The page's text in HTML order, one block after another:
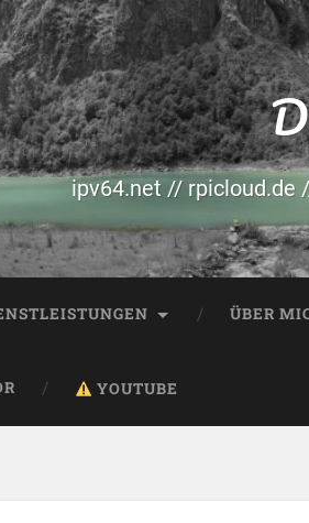
ipv64.net // rpicloud.de
ÜBER
YOUTUBE